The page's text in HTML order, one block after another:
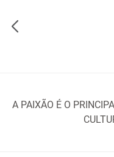
A PAIXÃO É O